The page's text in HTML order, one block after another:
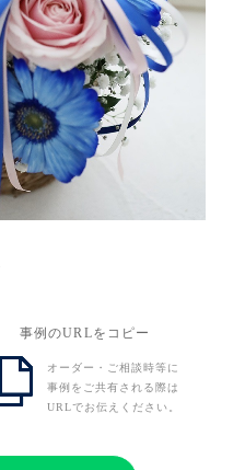
事例のURLをコピー
オーダー・ご相談時等に
事例をご共有される際は
URLでお伝えください。